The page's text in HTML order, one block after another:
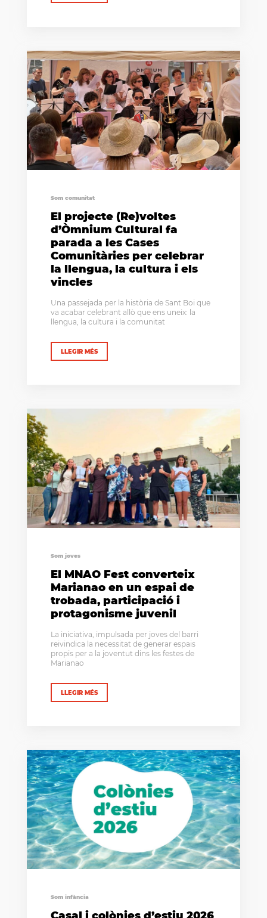
Som comunitat
El projecte (Re)voltes
d’Òmnium Cultural fa
parada a les Cases
Comunitàries per celebrar
la llengua, la cultura i els
vincles
Una passejada per la història de Sant Boi que
va acabar celebrant allò que ens uneix: la
llengua, la cultura i la comunitat
LLEGIR MÉS
Som joves
El MNAO Fest converteix
Marianao en un espai de
trobada, participació i
protagonisme juvenil
La iniciativa, impulsada per joves del barri
reivindica la necessitat de generar espais
propis per a la joventut dins les festes de
Marianao
LLEGIR MÉS
Som infància